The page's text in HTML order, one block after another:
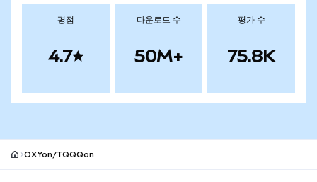
평점
4.7
다운로드 수
50M+
평가 수
75.8K
OXYon/TQQQon